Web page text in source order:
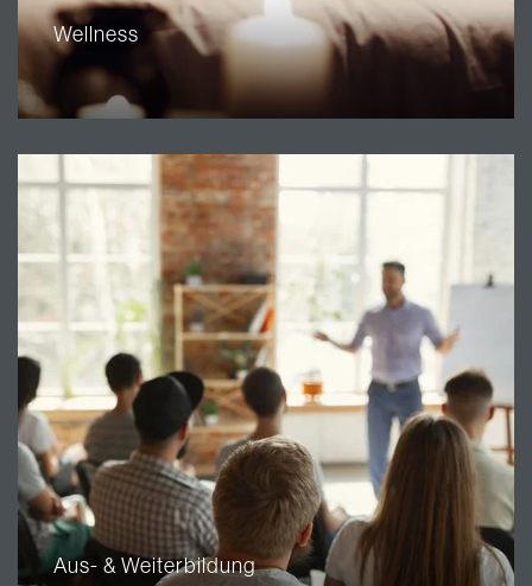
Wellness
Aus- & Weiterbildung